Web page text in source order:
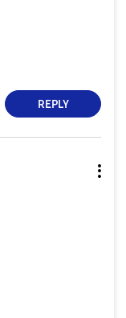
REPLY